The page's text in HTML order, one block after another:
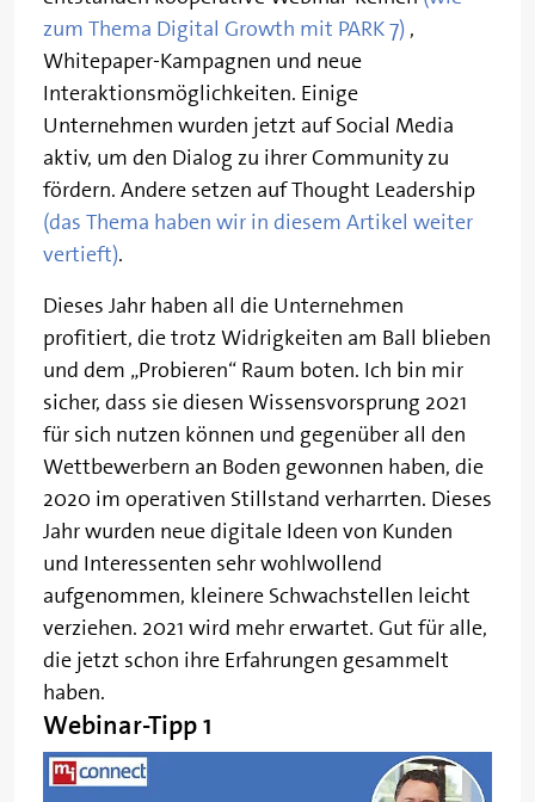
zum Thema Digital Growth mit PARK 7) ,
Whitepaper-Kampagnen und neue
Interaktionsmöglichkeiten. Einige
Unternehmen wurden jetzt auf Social Media
aktiv, um den Dialog zu ihrer Community zu
fördern. Andere setzen auf Thought Leadership
(das Thema haben wir in diesem Artikel weiter
vertieft).
Dieses Jahr haben all die Unternehmen
profitiert, die trotz Widrigkeiten am Ball blieben
und dem „Probieren“ Raum boten. Ich bin mir
sicher, dass sie diesen Wissensvorsprung 2021
für sich nutzen können und gegenüber all den
Wettbewerbern an Boden gewonnen haben, die
2020 im operativen Stillstand verharrten. Dieses
Jahr wurden neue digitale Ideen von Kunden
und Interessenten sehr wohlwollend
aufgenommen, kleinere Schwachstellen leicht
verziehen. 2021 wird mehr erwartet. Gut für alle,
die jetzt schon ihre Erfahrungen gesammelt
haben.
Webinar-Tipp 1